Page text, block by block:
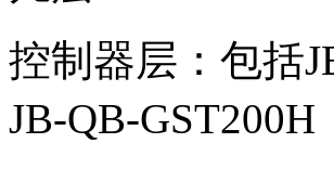
控制器层：包括
JB-QB-